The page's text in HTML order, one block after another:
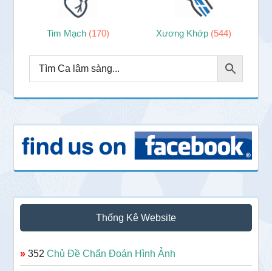
Tim Mạch (170) Xương Khớp (544)
Thống Kê Website
» 352Chủ Đề Chẩn Đoán Hình Ảnh